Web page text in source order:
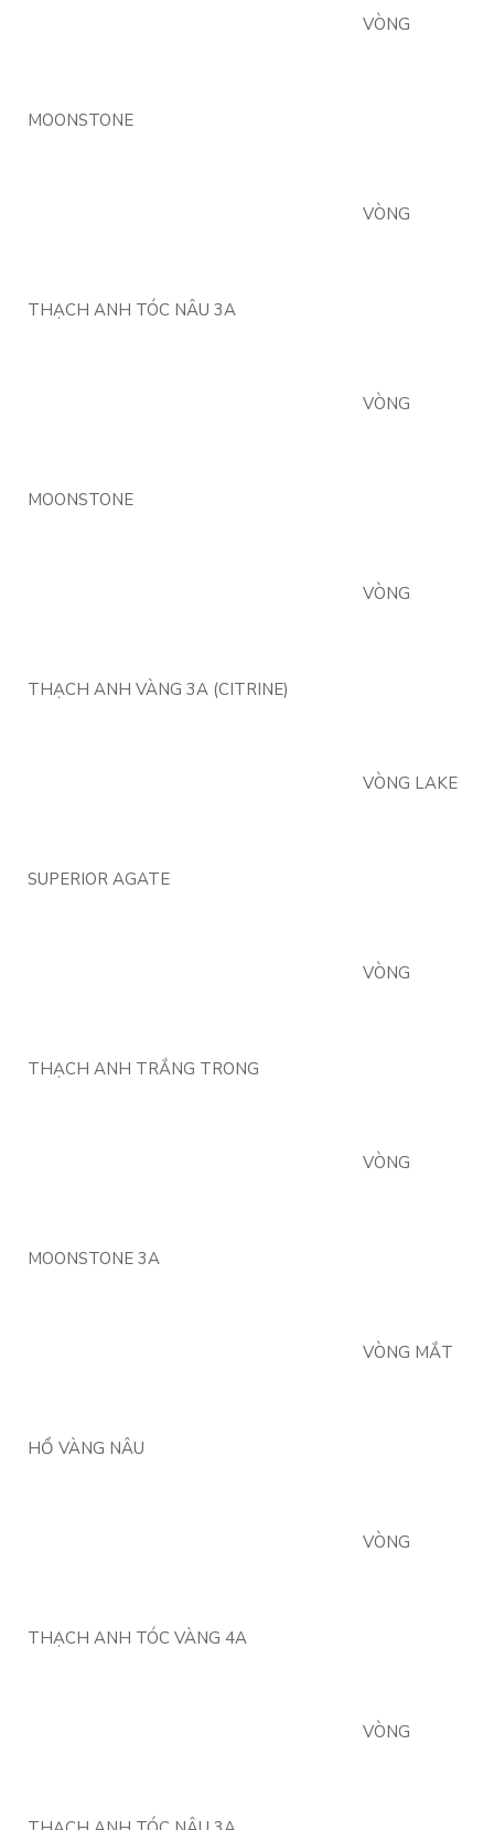
VÒNG
MOONSTONE
VÒNG
THẠCH ANH TÓC NÂU 3A
VÒNG
MOONSTONE
VÒNG
THẠCH ANH VÀNG 3A (CITRINE)
VÒNG LAKE
SUPERIOR AGATE
VÒNG
THẠCH ANH TRẮNG TRONG
VÒNG
MOONSTONE 3A
VÒNG MẮT
HỔ VÀNG NÂU
VÒNG
THẠCH ANH TÓC VÀNG 4A
VÒNG